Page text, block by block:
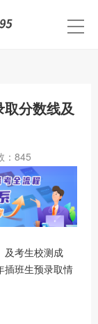
分数线及
845
及考生校测成
插班生预录取情